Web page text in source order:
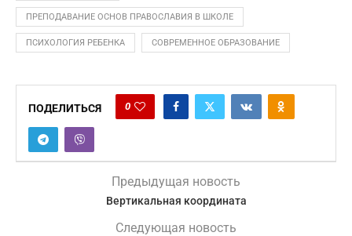
ПРЕПОДАВАНИЕ ОСНОВ ПРАВОСЛАВИЯ В ШКОЛЕ
ПСИХОЛОГИЯ РЕБЕНКА СОВРЕМЕННОЕ ОБРАЗОВАНИЕ
ПОДЕЛИТЬСЯ 0
Предыдущая новость
Вертикальная координата
Следующая новость